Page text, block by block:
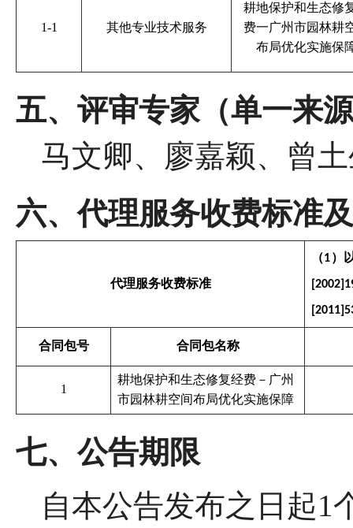
1-1 其他专业技术服务
耕地保护和生态修
费一广州市园林耕
布局优化实施保
五、评审专家（单一来
马文卿、廖嘉颖、曾
六、代理服务收费标准
代理服务收费标准
（1）
合同包号 合同包名称
1
耕地保护和生态修复经费－广州
市园林耕空间布局优化实施保障
七、公告期限
自本公告发布之日起1